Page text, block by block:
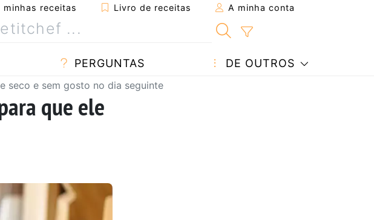
receitas Livro de receitas A minha conta
PERGUNTAS DE OUTROS
seco e sem gosto no dia seguinte
que ele